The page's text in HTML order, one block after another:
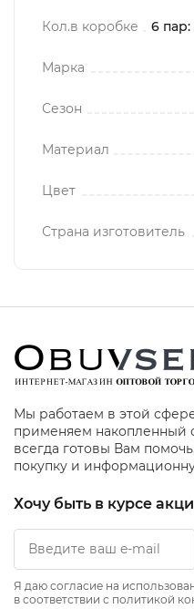
Кол.в коробке 6 пар:
Марка
Сезон
Материал
Цвет
Страна изготовитель
Мы работаем в этой
применяем накопленный
всегда готовы Вам
покупку и
Хочу быть в курсе
Я даю согласие на
в соответствии с политикой